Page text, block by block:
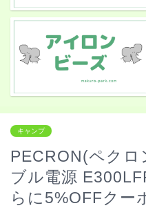
キャンプ
PECRON(ペクロ
ブル電源
らに5%OFFクー